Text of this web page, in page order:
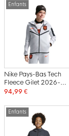
Enfants
Nike Pays-Bas Tech
Fleece Gilet 2026-
2028 Enfants Gris Clair
94,99 €
Enfants